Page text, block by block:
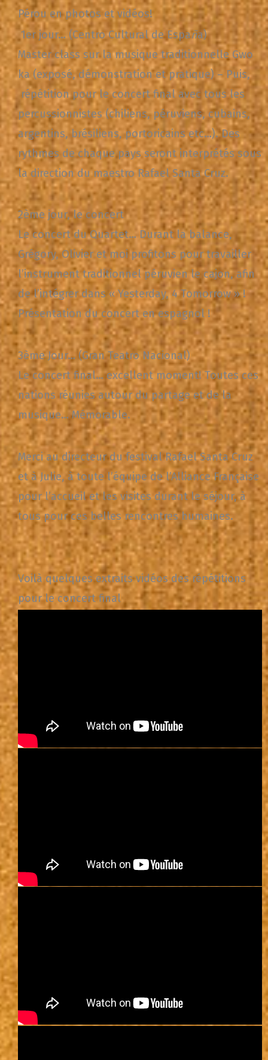
Pérou en photos et vidéos!
1er jour… (Centro Cultural de España)
Master class sur la musique traditionnelle Gwo
ka (exposé, démonstration et pratique) – Puis,
répétition pour le concert final avec tous les
percussionnistes (chiliens, péruviens, cubains,
argentins, brésiliens, portoricains etc…). Des
rythmes de chaque pays seront interprétés sous
la direction du maestro Rafael Santa Cruz.
2ème jour, le concert
Le concert du Quartet… Durant la balance,
Grégory, Olivier et moi profitons pour travailler
l’instrument traditionnel péruvien le cajon, afin
de l’intégrer dans « Yesterday, 4 Tomorrow » !
Présentation du concert en espagnol !
3ème Jour… (Gran Teatro Nacional)
Le concert final… excellent moment! Toutes ces
nations réunies autour du partage et de la
musique… Mémorable.
Merci au directeur du festival Rafael Santa Cruz
et à Julie, à toute l’équipe de l’Alliance Française
pour l’accueil et les visites durant le séjour, à
tous pour ces belles rencontres humaines.
Voilà quelques extraits vidéos des répétitions
pour le concert final